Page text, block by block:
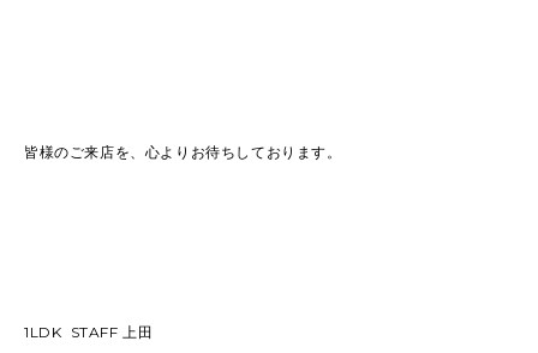
皆様のご来店を、心よりお待ちしております。
1LDK STAFF 上田